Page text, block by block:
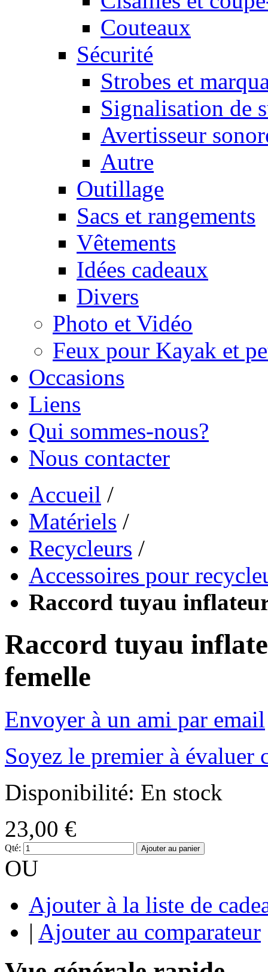
Couteaux
Sécurité
Strobes et
Signalisation de
Avertisseur
Autre
Outillage
Sacs et rangements
Vêtements
Idées cadeaux
Divers
Photo et Vidéo
Feux pour Kayak et
Occasions
Liens
Qui sommes-nous?
Nous contacter
Accueil /
Matériels /
Recycleurs /
Accessoires pour
Raccord tuyau
Raccord tuyau
femelle
Envoyer à un ami par email
Soyez le premier à évaluer
Disponibilité: En stock
23,00 €
Qté: Ajouter au panier
OU
Ajouter à la liste de
| Ajouter au comparateur